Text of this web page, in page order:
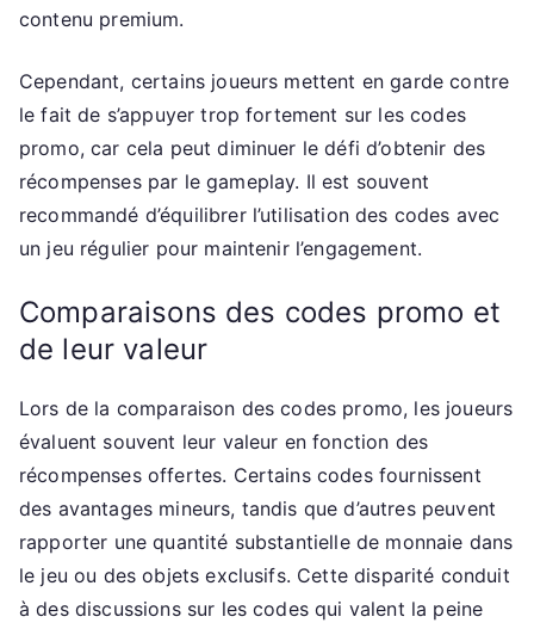
contenu premium.
Cependant, certains joueurs mettent en garde contre
le fait de s’appuyer trop fortement sur les codes
promo, car cela peut diminuer le défi d’obtenir des
récompenses par le gameplay. Il est souvent
recommandé d’équilibrer l’utilisation des codes avec
un jeu régulier pour maintenir l’engagement.
Comparaisons des codes promo et
de leur valeur
Lors de la comparaison des codes promo, les joueurs
évaluent souvent leur valeur en fonction des
récompenses offertes. Certains codes fournissent
des avantages mineurs, tandis que d’autres peuvent
rapporter une quantité substantielle de monnaie dans
le jeu ou des objets exclusifs. Cette disparité conduit
à des discussions sur les codes qui valent la peine